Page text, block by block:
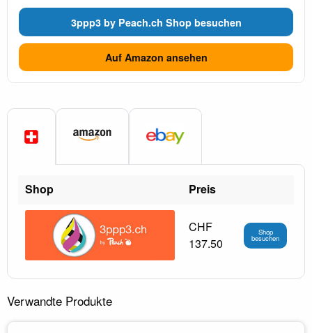
3ppp3 by Peach.ch Shop besuchen
Auf Amazon ansehen
Shop Preis
CHF
137.50
Shop
besuchen
Verwandte Produkte